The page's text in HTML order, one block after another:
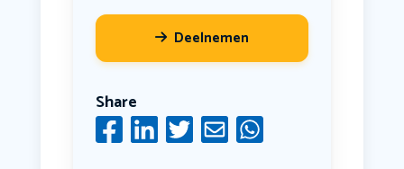
Deelnemen
Share